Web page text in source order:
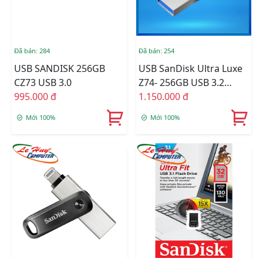
Đã bán: 284
USB SANDISK 256GB
CZ73 USB 3.0
995.000 đ
Mới 100%
Đã bán: 254
USB SanDisk Ultra Luxe
Z74- 256GB USB 3.2
(SDCZ74-256G-G46)
1.150.000 đ
Mới 100%